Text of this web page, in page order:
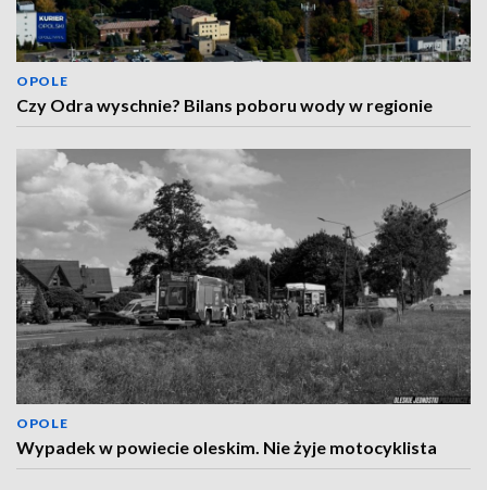
OPOLE
Czy Odra wyschnie? Bilans poboru wody w regionie
OPOLE
Wypadek w powiecie oleskim. Nie żyje motocyklista